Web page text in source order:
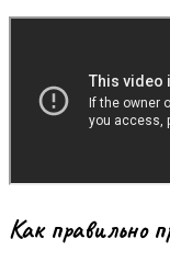
Как правильно